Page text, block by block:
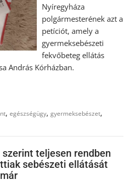
Nyíregyháza
polgármesterének azt a
petíciót, amely a
gyermeksebészeti
fekvőbeteg ellátás
András Kórházban.
,egészségügy,gyermeksebészet,
teljesen rendben
sebészeti ellátását